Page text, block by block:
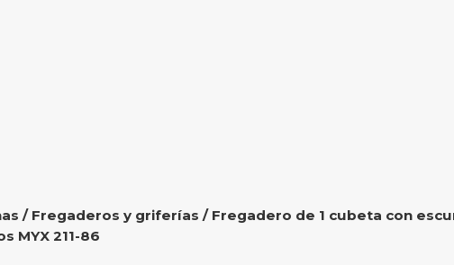
/ Fregaderos y griferías / Fregadero de 1 cubeta con
MYX 211-86